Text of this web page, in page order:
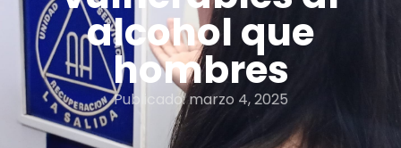
alcohol que
hombres
Publicado:marzo 4, 2025